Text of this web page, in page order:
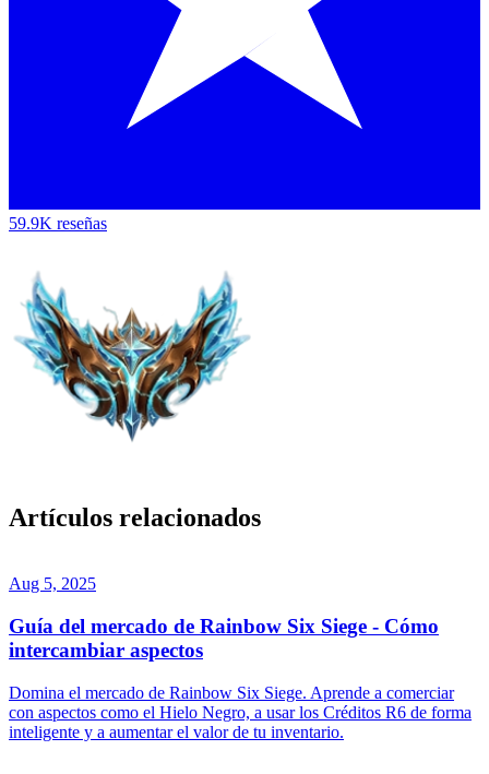
59.9K reseñas
Artículos relacionados
Aug 5, 2025
Guía del mercado de Rainbow Six Siege - Cómo
intercambiar aspectos
Domina el mercado de Rainbow Six Siege. Aprende a comerciar
con aspectos como el Hielo Negro, a usar los Créditos R6 de forma
inteligente y a aumentar el valor de tu inventario.